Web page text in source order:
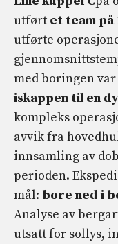
utført et team
utførte
med boringen var
iskappen til en
kompleks
avvik fra
innsamling av
perioden.
mål: bore ned i
Analyse av
utsatt for sollys,